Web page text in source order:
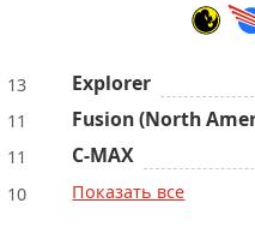
13
11
11
10
Explorer
Fusion (North
C-MAX
Показать все